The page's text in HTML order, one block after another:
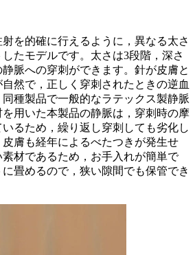
を的確に行えるように，異なる太さ
たモデルです。太さは3段階，深さ
脈への穿刺ができます。針が皮膚と
然で，正しく穿刺されたときの逆血
種製品で一般的なラテックス製静脈
用いた本製品の静脈は，穿刺時の摩
るため，繰り返し穿刺しても劣化し
膚も経年によるべたつきが発生せ
材であるため，お手入れが簡単で
畳めるので，狭い隙間でも保管でき